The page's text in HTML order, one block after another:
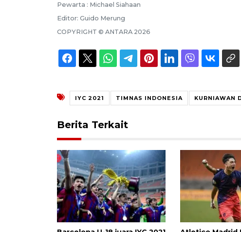
Pewarta : Michael Siahaan
Editor: Guido Merung
COPYRIGHT © ANTARA 2026
IYC 2021 TIMNAS INDONESIA KURNIAWAN
Berita Terkait